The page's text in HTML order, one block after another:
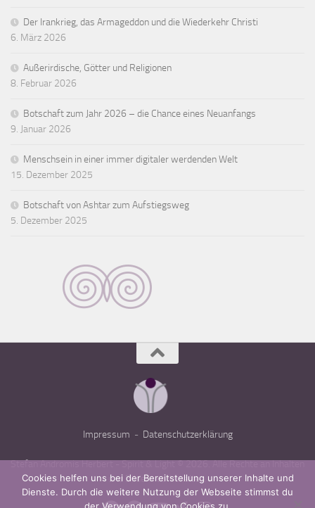
Der Irankrieg, das Armageddon und die Wiederkehr Christi
6. März 2026
Außerirdische, Götter und Religionen
8. Februar 2026
Botschaft zum Jahr 2026 – die Chance eines Neuanfangs
9. Januar 2026
Menschsein in einer immer digitaler werdenden Welt
15. Dezember 2025
Botschaft von Ashtar zum Aufstiegsweg
5. Dezember 2025
Impressum - Datenschutzerklärung
Stefan Andromis Herbert - Spirit & Light © 2026. Alle Rechte an Inhalten
und Bildern vorbehalten.
Cookies helfen uns bei der Bereitstellung unserer Inhalte und
Dienste. Durch die weitere Nutzung der Webseite stimmst du